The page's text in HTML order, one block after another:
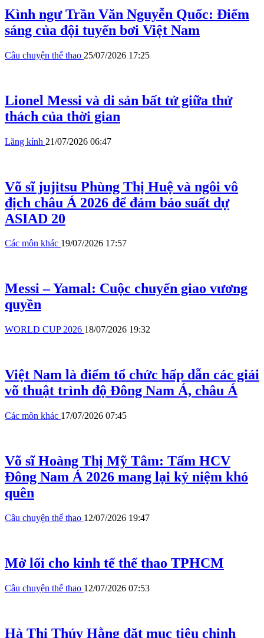
Kình ngư Trần Văn Nguyễn Quốc: Điểm
sáng của đội tuyển bơi Việt Nam
Câu chuyện thể thao 25/07/2026 17:25
Lionel Messi và di sản bất tử giữa thử
thách của thời gian
Lăng kính 21/07/2026 06:47
Võ sĩ jujitsu Phùng Thị Huệ và ngôi vô
địch châu Á 2026 để đảm bảo suất dự
ASIAD 20
Các môn khác 19/07/2026 17:57
Messi – Yamal: Cuộc chuyển giao vương
quyền
WORLD CUP 2026 18/07/2026 19:32
Việt Nam là điểm tổ chức hấp dẫn các giải
võ thuật trình độ Đông Nam Á, châu Á
Các môn khác 17/07/2026 07:45
Võ sĩ Hoàng Thị Mỹ Tâm: Tấm HCV
Đông Nam Á 2026 mang lại kỷ niệm khó
quên
Câu chuyện thể thao 12/07/2026 19:47
Mở lối cho kinh tế thể thao TPHCM
Câu chuyện thể thao 12/07/2026 07:53
Hà Thị Thúy Hằng đặt mục tiêu chinh